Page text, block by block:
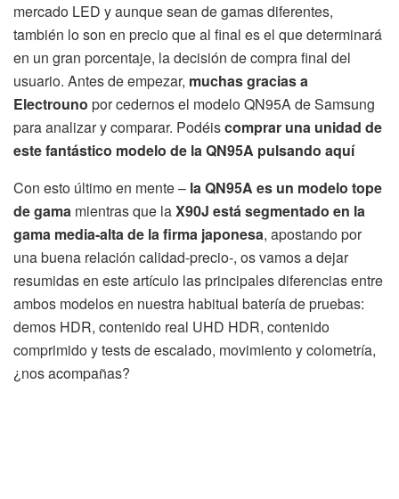
mercado LED y aunque sean de gamas diferentes,
también lo son en precio que al final es el que determinará
en un gran porcentaje, la decisión de compra final del
usuario. Antes de empezar, muchas gracias a
Electrouno por cedernos el modelo QN95A de Samsung
para analizar y comparar. Podéiscomprar una unidad de
este fantástico modelo de la QN95A pulsando aquí
Con esto último en mente – la QN95A es un modelo tope
de gama mientras que laX90J está segmentado en la
gama media-alta de la firma japonesa, apostando por
una buena relación calidad-precio-, os vamos a dejar
resumidas en este artículo las principales diferencias entre
ambos modelos en nuestra habitual batería de pruebas:
demos HDR, contenido real UHD HDR, contenido
comprimido y tests de escalado, movimiento y colometría,
¿nos acompañas?